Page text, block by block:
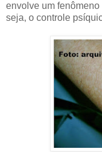
envolve um
seja, o controle